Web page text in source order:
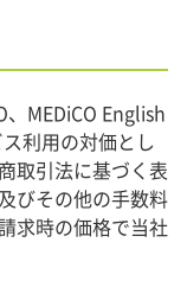
、MEDiCO English
利用の対価とし
取引法に基づく表
びその他の手数料
求時の価格で当社